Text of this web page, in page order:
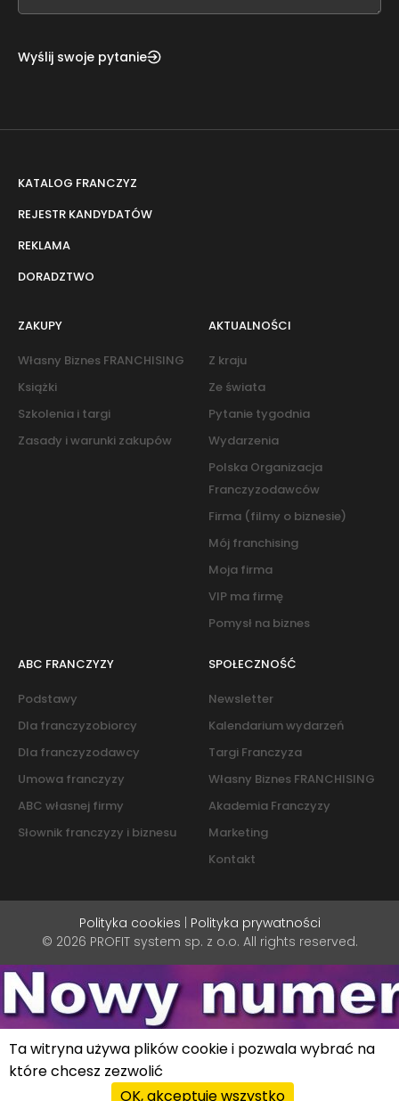
Wyślij swoje pytanie
KATALOG FRANCZYZ
REJESTR KANDYDATÓW
REKLAMA
DORADZTWO
ZAKUPY
Własny Biznes FRANCHISING
Książki
Szkolenia i targi
Zasady i warunki zakupów
AKTUALNOŚCI
Z kraju
Ze świata
Pytanie tygodnia
Wydarzenia
Polska Organizacja
Franczyzodawców
Firma (filmy o biznesie)
Mój franchising
Moja firma
VIP ma firmę
Pomysł na biznes
ABC FRANCZYZY
Podstawy
Dla franczyzobiorcy
Dla franczyzodawcy
Umowa franczyzy
ABC własnej firmy
Słownik franczyzy i biznesu
SPOŁECZNOŚĆ
Newsletter
Kalendarium wydarzeń
Targi Franczyza
Własny Biznes FRANCHISING
Akademia Franczyzy
Marketing
Kontakt
Polityka cookies | Polityka prywatności
© 2026 PROFIT system sp. z o.o. All rights reserved.
Ta witryna używa plików cookie i pozwala wybrać na
które chcesz zezwolić
OK, akceptuję wszystko